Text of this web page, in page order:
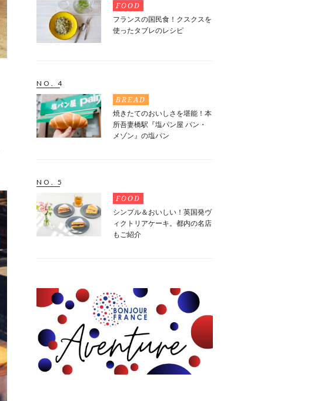
FOOD
フランスの国民食！クスクスを
使ったタブレのレシピ
NO. 4
BREAD
焼きたてのおいしさを堪能！本
所吾妻橋駅『塩パン屋 パン・
メゾン』の塩パン
NO. 5
FOOD
シンプル＆おいしい！英国発ヴ
ィクトリアケーキ。都内の名店
もご紹介